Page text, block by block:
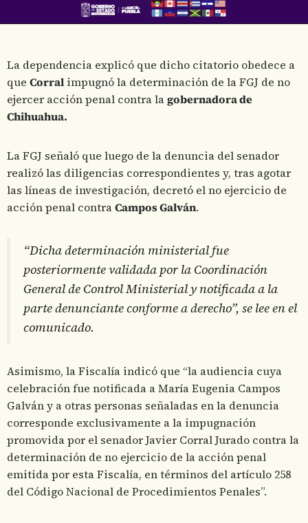
La dependencia explicó que dicho citatorio obedece a
que Corral impugnó la determinación de la FGJ de no
ejercer acción penal contra lagobernadora de
Chihuahua.
La FGJ señaló que luego de la denuncia del senador
realizó las diligencias correspondientes y, tras agotar
las líneas de investigación, decretó el no ejercicio de
acción penal contraCampos Galván.
“Dicha determinación ministerial fue
posteriormente validada por la Coordinación
General de Control Ministerial y notificada a la
parte denunciante conforme a derecho”, se lee en el
comunicado.
Asimismo, la Fiscalía indicó que “la audiencia cuya
celebración fue notificada a María Eugenia Campos
Galván y a otras personas señaladas en la denuncia
corresponde exclusivamente a la impugnación
promovida por el senador Javier Corral Jurado contra la
determinación de no ejercicio de la acción penal
emitida por esta Fiscalía, en términos del artículo 258
del Código Nacional de Procedimientos Penales”.